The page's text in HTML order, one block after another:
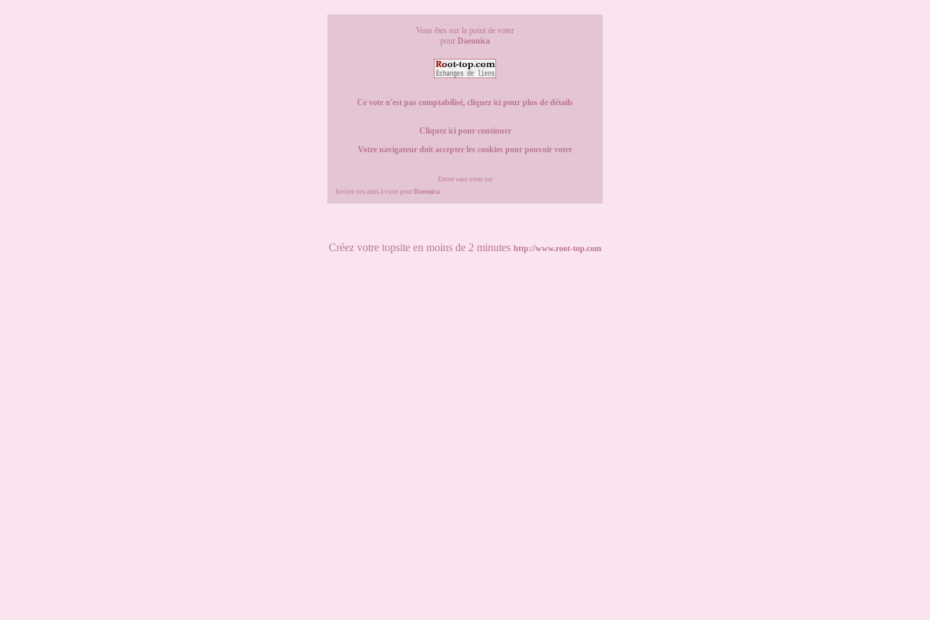
Vous êtes sur le point de voter
pour Daeonica
Ce vote n'est pas comptabilisé, cliquez ici pour plus de détails
Cliquez ici pour continuer
Votre navigateur doit accepter les cookies pour pouvoir voter
Entrer sans voter sur
Invitez vos amis à voter pour Daeonica
Créez votre topsite en moins de 2 minutes http://www.root-top.com